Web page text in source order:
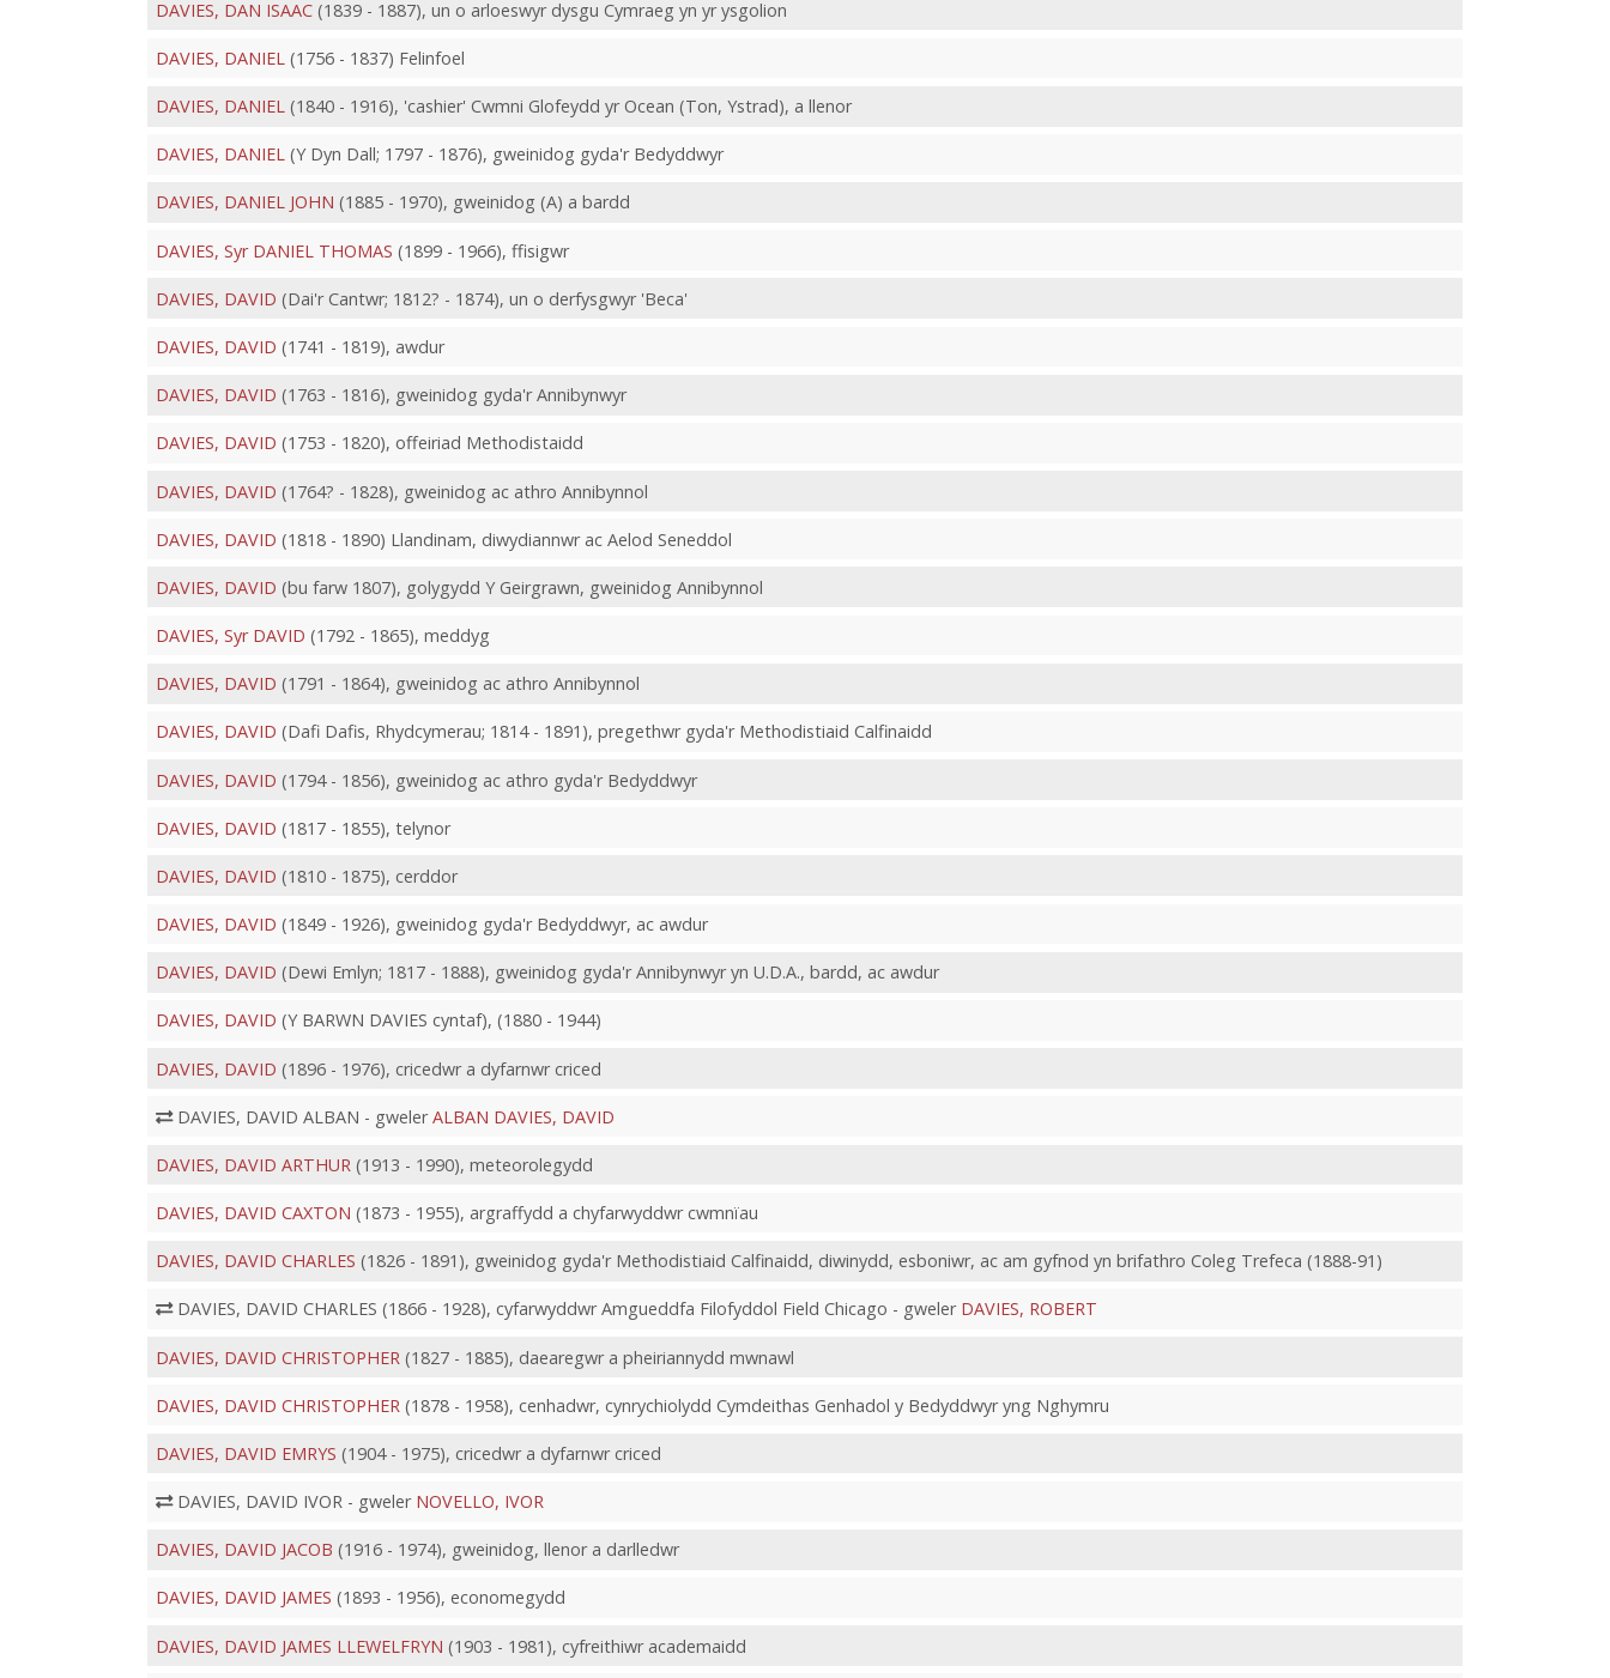
DAVIES, DAN ISAAC(1839 - 1887), un o arloeswyr dysgu Cymraeg yn yr ysgolion
DAVIES, DANIEL(1756 - 1837) Felinfoel
DAVIES, DANIEL(1840 - 1916), 'cashier' Cwmni Glofeydd yr Ocean (Ton, Ystrad), a llenor
DAVIES, DANIEL(Y Dyn Dall; 1797 - 1876), gweinidog gyda'r Bedyddwyr
DAVIES, DANIEL JOHN (1885 - 1970), gweinidog (A) a bardd
DAVIES, Syr DANIEL THOMAS (1899 - 1966), ffisigwr
DAVIES, DAVID (Dai'r Cantwr; 1812? - 1874), un o derfysgwyr 'Beca'
DAVIES, DAVID (1741 - 1819), awdur
DAVIES, DAVID (1763 - 1816), gweinidog gyda'r Annibynwyr
DAVIES, DAVID (1753 - 1820), offeiriad Methodistaidd
DAVIES, DAVID (1764? - 1828), gweinidog ac athro Annibynnol
DAVIES, DAVID (1818 - 1890) Llandinam, diwydiannwr ac Aelod Seneddol
DAVIES, DAVID (bu farw 1807), golygydd Y Geirgrawn, gweinidog Annibynnol
DAVIES, Syr DAVID (1792 - 1865), meddyg
DAVIES, DAVID (1791 - 1864), gweinidog ac athro Annibynnol
DAVIES, DAVID (Dafi Dafis, Rhydcymerau; 1814 - 1891), pregethwr gyda'r Methodistiaid Calfinaidd
DAVIES, DAVID (1794 - 1856), gweinidog ac athro gyda'r Bedyddwyr
DAVIES, DAVID (1817 - 1855), telynor
DAVIES, DAVID (1810 - 1875), cerddor
DAVIES, DAVID (1849 - 1926), gweinidog gyda'r Bedyddwyr, ac awdur
DAVIES, DAVID (Dewi Emlyn; 1817 - 1888), gweinidog gyda'r Annibynwyr yn U.D.A., bardd, ac awdur
DAVIES, DAVID (Y BARWN DAVIES cyntaf), (1880 - 1944)
DAVIES, DAVID (1896 - 1976), cricedwr a dyfarnwr criced
DAVIES, DAVID ALBAN - gwelerALBAN DAVIES, DAVID
DAVIES, DAVID ARTHUR(1913 - 1990), meteorolegydd
DAVIES, DAVID CAXTON (1873 - 1955), argraffydd a chyfarwyddwr cwmnïau
DAVIES, DAVID CHARLES (1826 - 1891), gweinidog gyda'r Methodistiaid Calfinaidd, diwinydd, esboniwr, ac am gyfnod yn brifathro Coleg Trefeca (1888-91)
DAVIES, DAVID CHARLES (1866 - 1928), cyfarwyddwr Amgueddfa Filofyddol Field Chicago - gweler DAVIES, ROBERT
DAVIES, DAVID CHRISTOPHER (1827 - 1885), daearegwr a pheiriannydd mwnawl
DAVIES, DAVID CHRISTOPHER (1878 - 1958), cenhadwr, cynrychiolydd Cymdeithas Genhadol y Bedyddwyr yng Nghymru
DAVIES, DAVID EMRYS (1904 - 1975), cricedwr a dyfarnwr criced
DAVIES, DAVID IVOR - gweler NOVELLO, IVOR
DAVIES, DAVID JACOB (1916 - 1974), gweinidog, llenor a darlledwr
DAVIES, DAVID JAMES (1893 - 1956), economegydd
DAVIES, DAVID JAMES LLEWELFRYN (1903 - 1981), cyfreithiwr academaidd